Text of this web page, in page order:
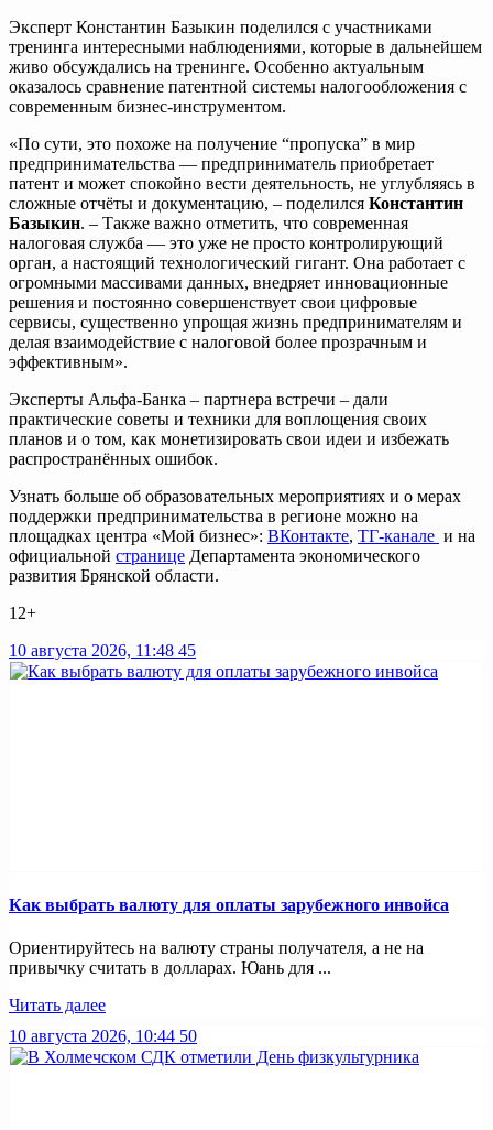
Эксперт Константин Базыкин поделился с участниками
тренинга интересными наблюдениями, которые в дальнейшем
живо обсуждались на тренинге. Особенно актуальным
оказалось сравнение патентной системы налогообложения с
современным бизнес-инструментом.
«По сути, это похоже на получение “пропуска” в мир
предпринимательства — предприниматель приобретает
патент и может спокойно вести деятельность, не углубляясь в
сложные отчёты и документацию, – поделился Константин
Базыкин. – Также важно отметить, что современная
налоговая служба — это уже не просто контролирующий
орган, а настоящий технологический гигант. Она работает с
огромными массивами данных, внедряет инновационные
решения и постоянно совершенствует свои цифровые
сервисы, существенно упрощая жизнь предпринимателям и
делая взаимодействие с налоговой более прозрачным и
эффективным».
Эксперты Альфа-Банка – партнера встречи – дали
практические советы и техники для воплощения своих
планов и о том, как монетизировать свои идеи и избежать
распространённых ошибок.
Узнать больше об образовательных мероприятиях и о мерах
поддержки предпринимательства в регионе можно на
площадках центра «Мой бизнес»: ВКонтакте, ТГ-канале и на
официальной странице Департамента экономического
развития Брянской области.
12+
10 августа 2026, 11:48 45
Как выбрать валюту для оплаты зарубежного инвойса
Ориентируйтесь на валюту страны получателя, а не на
привычку считать в долларах. Юань для ...
Читать далее
10 августа 2026, 10:44 50